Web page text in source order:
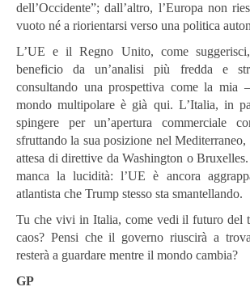
dell’Occidente”; dall’altro, l’Europa non
vuoto né a riorientarsi verso una politica
L’UE e il Regno Unito, come
beneficio da un’analisi più fredda e
consultando una prospettiva come la mia
mondo multipolare è già qui. L’Italia, in
spingere per un’apertura commerciale
sfruttando la sua posizione nel
attesa di direttive da Washington o
manca la lucidità: l’UE è ancora
atlantista che Trump stesso sta smantellando.
Tu che vivi in Italia, come vedi il futuro del
caos? Pensi che il governo riuscirà a
resterà a guardare mentre il mondo cambia?
GP